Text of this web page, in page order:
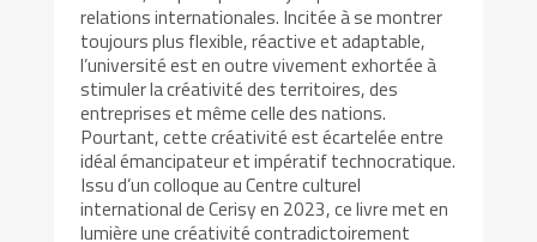
relations internationales. Incitée à se montrer
toujours plus flexible, réactive et adaptable,
l’université est en outre vivement exhortée à
stimuler la créativité des territoires, des
entreprises et même celle des nations.
Pourtant, cette créativité est écartelée entre
idéal émancipateur et impératif technocratique.
Issu d’un colloque au Centre culturel
international de Cerisy en 2023, ce livre met en
lumière une créativité contradictoirement